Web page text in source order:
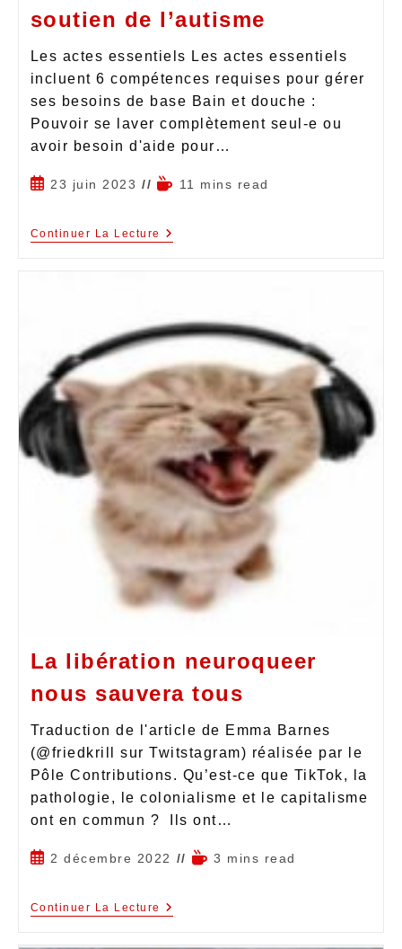
soutien de l’autisme
Les actes essentiels Les actes essentiels
incluent 6 compétences requises pour gérer
ses besoins de base Bain et douche :
Pouvoir se laver complètement seul-e ou
avoir besoin d'aide pour…
23 juin 2023 11 mins read
Continuer La Lecture
La libération neuroqueer
nous sauvera tous
Traduction de l'article de Emma Barnes
(@friedkrill sur Twitstagram) réalisée par le
Pôle Contributions. Qu’est-ce que TikTok, la
pathologie, le colonialisme et le capitalisme
ont en commun ? Ils ont…
2 décembre 2022 3 mins read
Continuer La Lecture